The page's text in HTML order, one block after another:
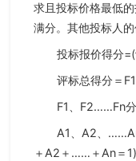
求且投标价格最低
满分。其他投标人
投标报价得分
评标总得分＝
F1、F2……Fn分
A1、A2、
＋A2＋……＋An＝1)